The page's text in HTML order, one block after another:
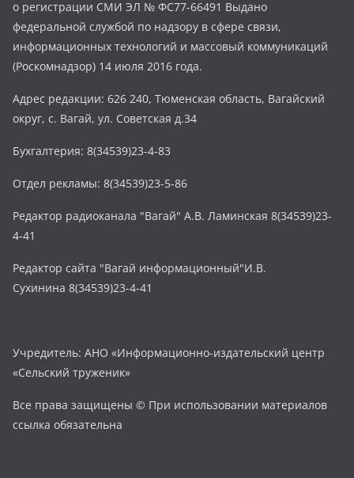
о регистрации СМИ ЭЛ № ФС77-66491 Выдано
федеральной службой по надзору в сфере связи,
информационных технологий и массовый коммуникаций
(Роскомнадзор) 14 июля 2016 года.
Адрес редакции: 626 240, Тюменская область, Вагайский
округ, с. Вагай, ул. Советская д.34
Бухгалтерия: 8(34539)23-4-83
Отдел рекламы: 8(34539)23-5-86
Редактор радиоканала "Вагай" А.В. Ламинская 8(34539)23-
4-41
Редактор сайта "Вагай информационный"И.В.
Сухинина 8(34539)23-4-41
Учредитель: АНО «Информационно-издательский центр
«Сельский труженик»
Все права защищены © При использовании материалов
ссылка обязательна